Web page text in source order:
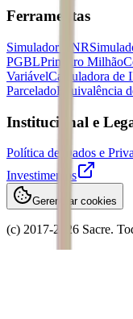
Ferramentas
Simulador CNR
PGBLPrimeiro Milhão
VariávelCalculadora de
ParceladoEquivalência
Institucional e
Política de Dados e
Investimentos
Gerenciar cookies
(c) 2017-2026 Sacre.